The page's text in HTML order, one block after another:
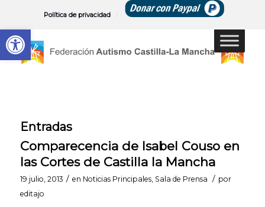
Política de privacidad
Entradas
Comparecencia de Isabel Couso en
las Cortes de Castilla la Mancha
19 julio, 2013 / en Noticias Principales, Sala de Prensa / por
editajo
Abrir barra de herramientas